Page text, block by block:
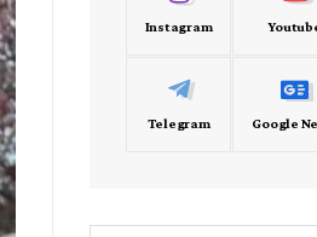
Instagram
Telegram Google